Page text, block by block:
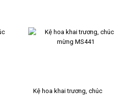
Kệ hoa khai trương, chúc